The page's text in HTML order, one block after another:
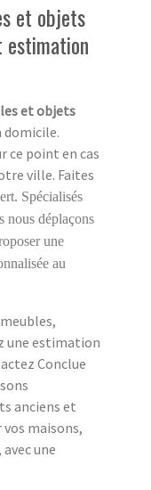
et objets
estimation
et objets
domicile.
ce point en cas
ville. Faites
Spécialisés
nous déplaçons
une
au
une estimation
Conclue
anciens et
maisons,
une